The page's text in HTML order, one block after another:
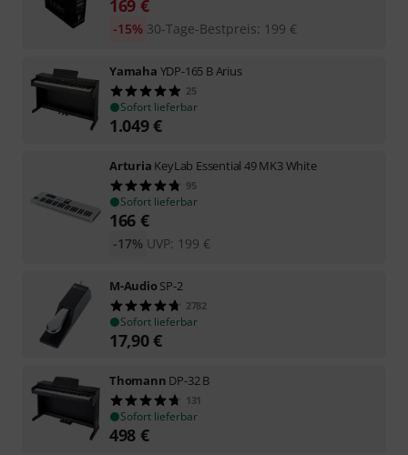
169 €
30-Tage-Bestpreis: 199 €
-15%
Yamaha YDP-165 B Arius
25
Sofort lieferbar
1.049€
Arturia KeyLab Essential 49 MK3 White
95
Sofort lieferbar
166 €
UVP: 199 €
-17%
M-AudioSP-2
2782
Sofort lieferbar
17,90€
Thomann DP-32 B
131
Sofort lieferbar
498 €